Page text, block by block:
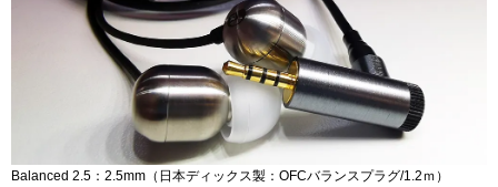
Balanced 2.5：2.5mm（日本ディックス製：OFCバランスプラグ/1.2ｍ）